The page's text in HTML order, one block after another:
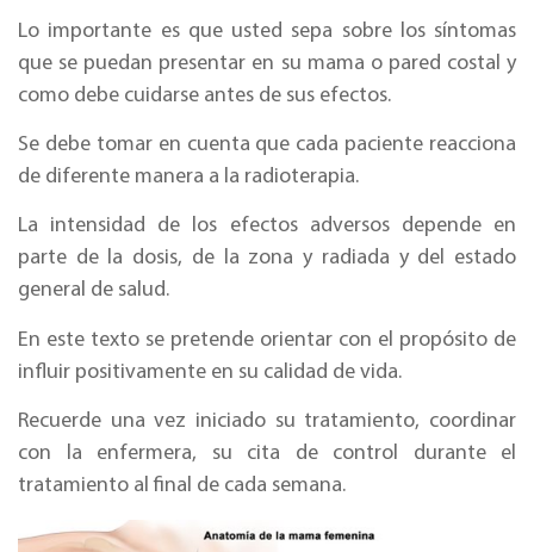
Lo importante es que usted sepa sobre los síntomas
que se puedan presentar en su mama o pared costal y
como debe cuidarse antes de sus efectos.
Se debe tomar en cuenta que cada paciente reacciona
de diferente manera a la radioterapia.
La intensidad de los efectos adversos depende en
parte de la dosis, de la zona y radiada y del estado
general de salud.
En este texto se pretende orientar con el propósito de
influir positivamente en su calidad de vida.
Recuerde una vez iniciado su tratamiento, coordinar
con la enfermera, su cita de control durante el
tratamiento al final de cada semana.